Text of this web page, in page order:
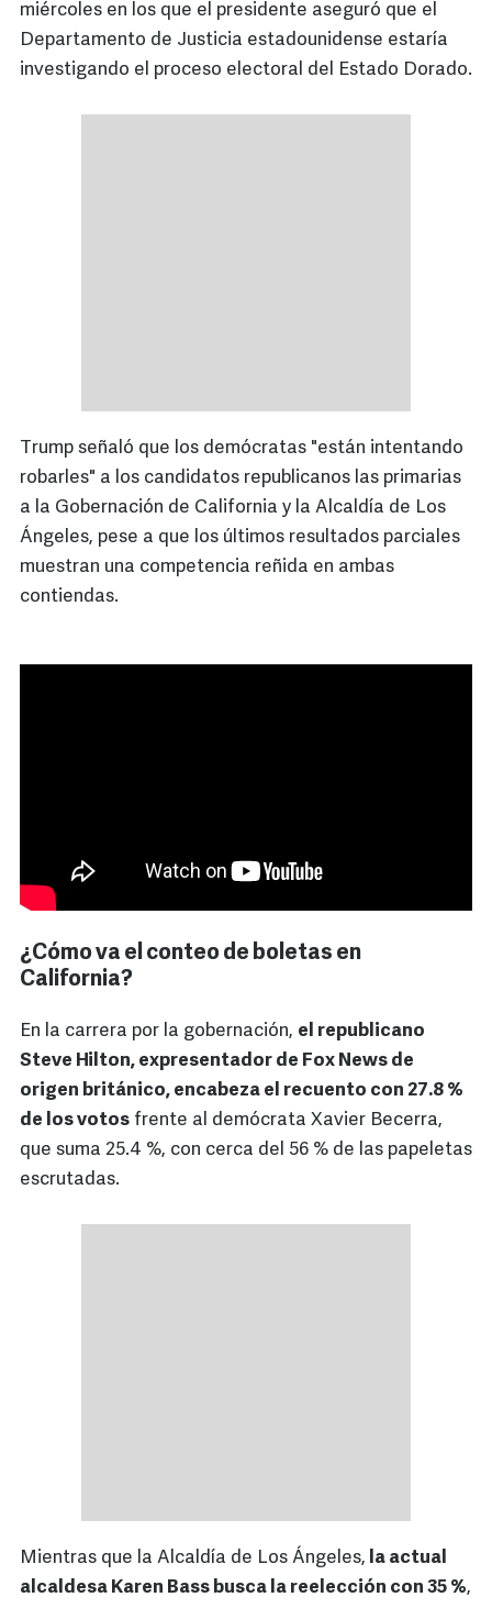
miércoles en los que el presidente aseguró que el
Departamento de Justicia estadounidense estaría
investigando el proceso electoral del Estado Dorado.
Trump señaló que los demócratas "están intentando
robarles" a los candidatos republicanos las primarias
a la Gobernación de California y la Alcaldía de Los
Ángeles, pese a que los últimos resultados parciales
muestran una competencia reñida en ambas
contiendas.
¿Cómo va el conteo de boletas en
California?
En la carrera por la gobernación, el republicano
Steve Hilton, expresentador de Fox News de
origen británico, encabeza el recuento con 27.8 %
de los votos frente al demócrata Xavier Becerra,
que suma 25.4 %, con cerca del 56 % de las papeletas
escrutadas.
Mientras que la Alcaldía de Los Ángeles, la actual
alcaldesa Karen Bass busca la reelección con 35 %,